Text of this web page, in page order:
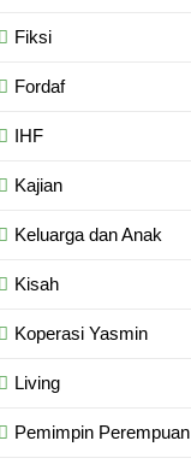
Fiksi
Fordaf
IHF
Kajian
Keluarga dan Anak
Kisah
Koperasi Yasmin
Living
Pemimpin Perempuan